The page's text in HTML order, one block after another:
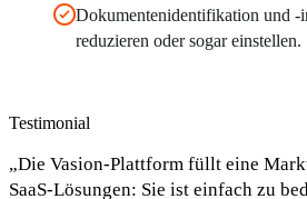
Dokumentenidentifikation und -
reduzieren oder sogar einstellen.
Testimonial
„Die Vasion-Plattform füllt eine
SaaS-Lösungen: Sie ist einfach zu